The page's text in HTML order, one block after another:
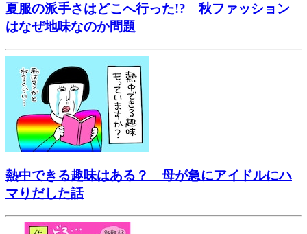
夏服の派手さはどこへ行った!? 秋ファッション
はなぜ地味なのか問題
熱中できる趣味はある？ 母が急にアイドルにハ
マりだした話